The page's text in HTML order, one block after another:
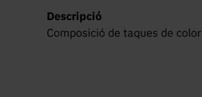
Descripció
Composició de taques de color